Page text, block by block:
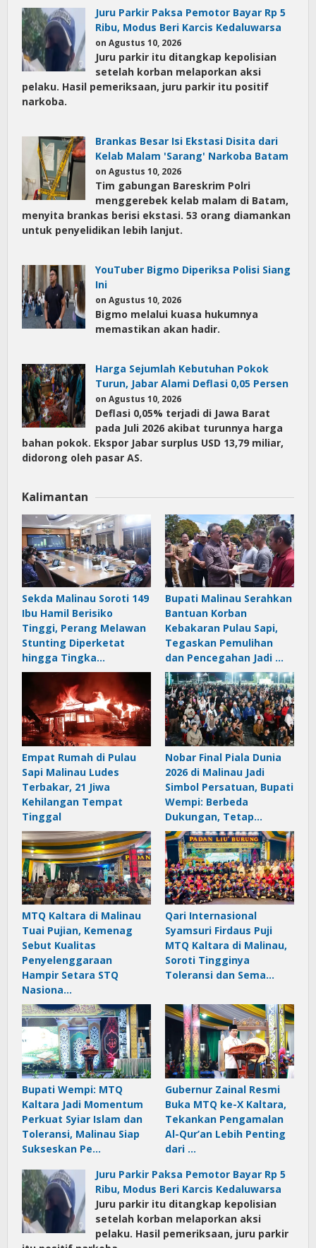
Juru Parkir Paksa Pemotor Bayar Rp 5
Ribu, Modus Beri Karcis Kedaluwarsa
on Agustus 10, 2026
Juru parkir itu ditangkap kepolisian
setelah korban melaporkan aksi
pelaku. Hasil pemeriksaan, juru parkir itu positif
narkoba.
Brankas Besar Isi Ekstasi Disita dari
Kelab Malam 'Sarang' Narkoba Batam
on Agustus 10, 2026
Tim gabungan Bareskrim Polri
menggerebek kelab malam di Batam,
menyita brankas berisi ekstasi. 53 orang diamankan
untuk penyelidikan lebih lanjut.
YouTuber Bigmo Diperiksa Polisi Siang
Ini
on Agustus 10, 2026
Bigmo melalui kuasa hukumnya
memastikan akan hadir.
Harga Sejumlah Kebutuhan Pokok
Turun, Jabar Alami Deflasi 0,05 Persen
on Agustus 10, 2026
Deflasi 0,05% terjadi di Jawa Barat
pada Juli 2026 akibat turunnya harga
bahan pokok. Ekspor Jabar surplus USD 13,79 miliar,
didorong oleh pasar AS.
Kalimantan
Sekda Malinau Soroti 149
Ibu Hamil Berisiko
Tinggi, Perang Melawan
Stunting Diperketat
hingga Tingka…
Bupati Malinau Serahkan
Bantuan Korban
Kebakaran Pulau Sapi,
Tegaskan Pemulihan
dan Pencegahan Jadi …
Empat Rumah di Pulau
Sapi Malinau Ludes
Terbakar, 21 Jiwa
Kehilangan Tempat
Tinggal
Nobar Final Piala Dunia
2026 di Malinau Jadi
Simbol Persatuan, Bupati
Wempi: Berbeda
Dukungan, Tetap…
MTQ Kaltara di Malinau
Tuai Pujian, Kemenag
Sebut Kualitas
Penyelenggaraan
Hampir Setara STQ
Nasiona…
Qari Internasional
Syamsuri Firdaus Puji
MTQ Kaltara di Malinau,
Soroti Tingginya
Toleransi dan Sema…
Bupati Wempi: MTQ
Kaltara Jadi Momentum
Perkuat Syiar Islam dan
Toleransi, Malinau Siap
Sukseskan Pe…
Gubernur Zainal Resmi
Buka MTQ ke-X Kaltara,
Tekankan Pengamalan
Al-Qur’an Lebih Penting
dari …
Juru Parkir Paksa Pemotor Bayar Rp 5
Ribu, Modus Beri Karcis Kedaluwarsa
Juru parkir itu ditangkap kepolisian
setelah korban melaporkan aksi
pelaku. Hasil pemeriksaan, juru parkir